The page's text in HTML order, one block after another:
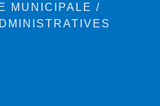
MUNICIPALE /